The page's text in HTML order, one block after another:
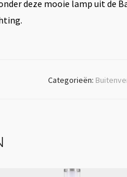
deze mooie lamp uit de
Categorieën: